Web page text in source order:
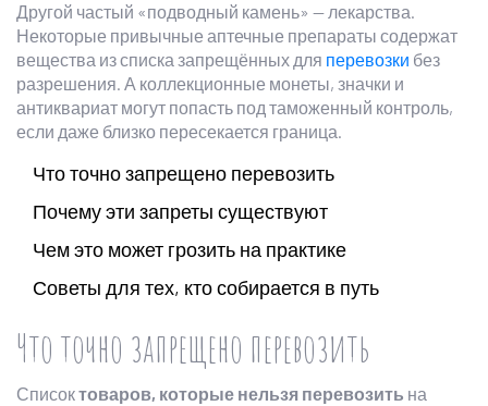
Другой частый «подводный камень» — лекарства.
Некоторые привычные аптечные препараты содержат
вещества из списка запрещённых для перевозки без
разрешения. А коллекционные монеты, значки и
антиквариат могут попасть под таможенный контроль,
если даже близко пересекается граница.
Что точно запрещено перевозить
Почему эти запреты существуют
Чем это может грозить на практике
Советы для тех, кто собирается в путь
Что точно запрещено перевозить
Списоктоваров, которые нельзя перевозить на